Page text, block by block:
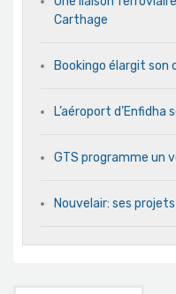
Carthage
Bookingo élargit
L’aéroport
GTS programme un
Nouvelair: ses